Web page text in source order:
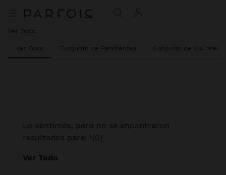
Ver Todo
Ver Todo Conjunto de Pendientes Conjunto de Collares
Lo sentimos, pero no se encontraron
resultados para: ‘{0}’
Ver Todo